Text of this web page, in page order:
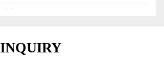
?